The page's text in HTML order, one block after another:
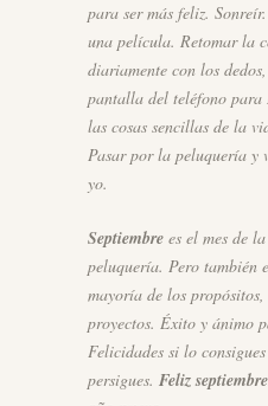
para ser más feliz.
una película. Retomar la
diariamente con los
pantalla del teléfono
las cosas sencillas de la
Pasar por la peluquería y
yo.
Septiembre es el mes de
peluquería. Pero también
mayoría de los propósitos,
proyectos. Éxito y ánimo
Felicidades si lo
persigues. Feliz